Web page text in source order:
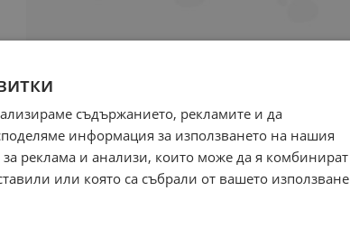
съдържанието, рекламите и да
информация за използването на нашия
реклама и анализи, които може да я комбинират
или която са събрали от вашето използване